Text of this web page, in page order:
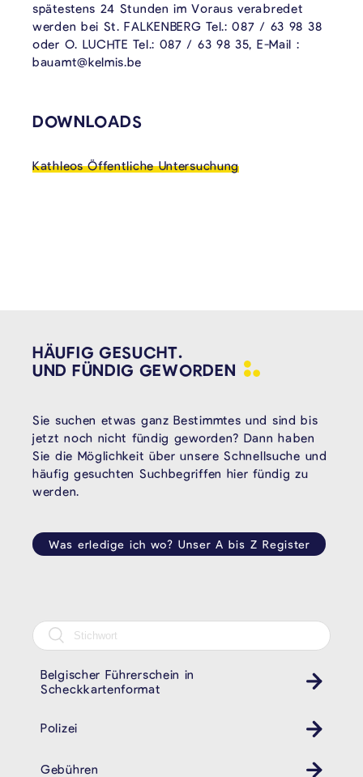
spätestens 24 Stunden im Voraus verabredet
werden bei St. FALKENBERG Tel.: 087 / 63 98 38
oder O. LUCHTE Tel.: 087 / 63 98 35, E-Mail :
bauamt@kelmis.be
VERKNÜPFTE INHALTE
DOWNLOADS
Kathleos Öffentliche Untersuchung
HÄUFIG GESUCHT.
UND FÜNDIG GEWORDEN
Sie suchen etwas ganz Bestimmtes und sind bis
jetzt noch nicht fündig geworden? Dann haben
Sie die Möglichkeit über unsere Schnellsuche und
häufig gesuchten Suchbegriffen hier fündig zu
werden.
Was erledige ich wo? Unser A bis Z Register
Belgischer Führerschein in
Scheckkartenformat
Polizei
Revier
Gebühren